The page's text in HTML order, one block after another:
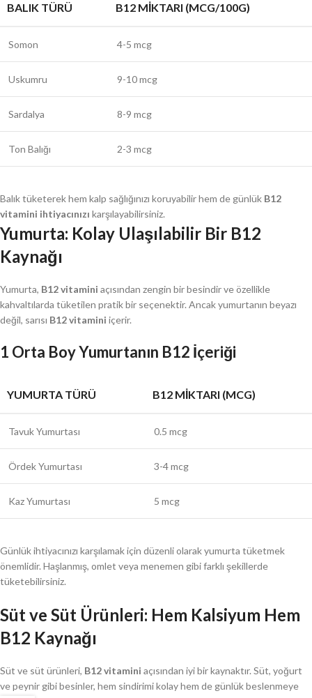
BALIK TÜRÜ B12 MIKTARI (MCG/100G)
Somon 4-5 mcg
Uskumru 9-10 mcg
Sardalya 8-9 mcg
Ton Balığı 2-3 mcg
Balık tüketerek hem kalp sağlığınızı koruyabilir hem de günlük B12
vitamini ihtiyacınızı karşılayabilirsiniz.
Yumurta: Kolay Ulaşılabilir Bir B12
Kaynağı
Yumurta, B12 vitamini açısından zengin bir besindir ve özellikle
kahvaltılarda tüketilen pratik bir seçenektir. Ancak yumurtanın beyazı
değil, sarısı B12 vitamini içerir.
1 Orta Boy Yumurtanın B12 İçeriği
YUMURTA TÜRÜ B12 MIKTARI (MCG)
Tavuk Yumurtası 0.5 mcg
Ördek Yumurtası 3-4 mcg
Kaz Yumurtası 5 mcg
Günlük ihtiyacınızı karşılamak için düzenli olarak yumurta tüketmek
önemlidir. Haşlanmış, omlet veya menemen gibi farklı şekillerde
tüketebilirsiniz.
Süt ve Süt Ürünleri: Hem Kalsiyum Hem
B12 Kaynağı
Süt ve süt ürünleri, B12 vitamini açısından iyi bir kaynaktır. Süt, yoğurt
ve peynir gibi besinler, hem sindirimi kolay hem de günlük beslenmeye